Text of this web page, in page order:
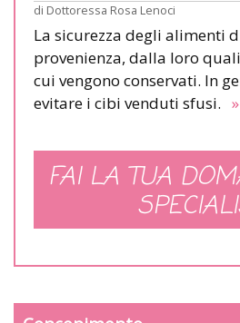
di Dottoressa Rosa Lenoci
La sicurezza degli alimenti
provenienza, dalla loro
cui vengono conservati. In
evitare i cibi venduti sfusi. »
FAI LA TUA